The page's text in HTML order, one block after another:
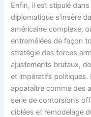
Enfin, il est stipulé
diplomatique s’insère
américaine complexe,
entremêlées de façon
stratégie des forces
ajustements brutaux,
et impératifs
apparaître comme des
série de contorsions
ciblées et remodelage